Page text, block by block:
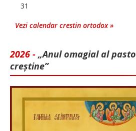
31
Vezi calendar crestin ortodox »
2026 - „Anul omagial al
creștine”